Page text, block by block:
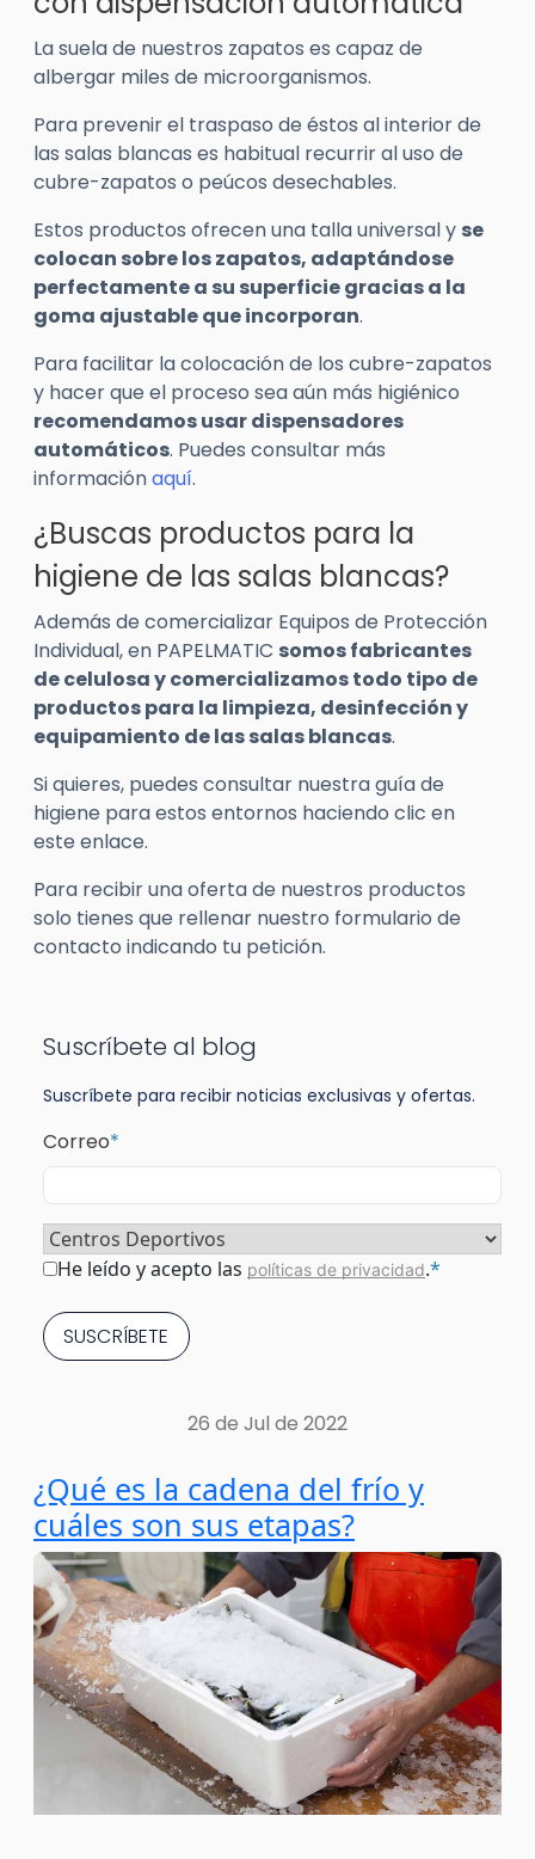
La suela de nuestros zapatos es capaz de
albergar miles de microorganismos.
Para prevenir el traspaso de éstos al interior de
las salas blancas es habitual recurrir al uso de
cubre-zapatos o peúcos desechables.
Estos productos ofrecen una talla universal y se
colocan sobre los zapatos, adaptándose
perfectamente a su superficie gracias a la
goma ajustable que incorporan.
Para facilitar la colocación de los cubre-zapatos
y hacer que el proceso sea aún más higiénico
recomendamos usar dispensadores
automáticos. Puedes consultar más
informaciónaquí.
¿Buscas productos para la
higiene de las salas blancas?
Además de comercializar Equipos de Protección
Individual, en PAPELMATIC somos fabricantes
de celulosa y comercializamos todo tipo de
productos para la limpieza, desinfección y
equipamiento de las salas blancas.
Si quieres, puedes consultar nuestra guía de
higiene para estos entornos haciendo clic en
este enlace.
Para recibir una oferta de nuestros productos
solo tienes que rellenar nuestro formulario de
contacto indicando tu petición.
Suscríbete al blog
Suscríbete para recibir noticias exclusivas y ofertas.
Correo*
Sector*
Consentimiento*
He leído y acepto las políticas de privacidad.*
26 de Jul de 2022
¿Qué es la cadena del frío y
cuáles son sus etapas?